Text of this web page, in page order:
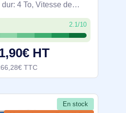
4 To, Vitesse de
dur: 5400 tr/min, Taille
Interface: Série ATA III
2.1/10
HT
TTC
En stock